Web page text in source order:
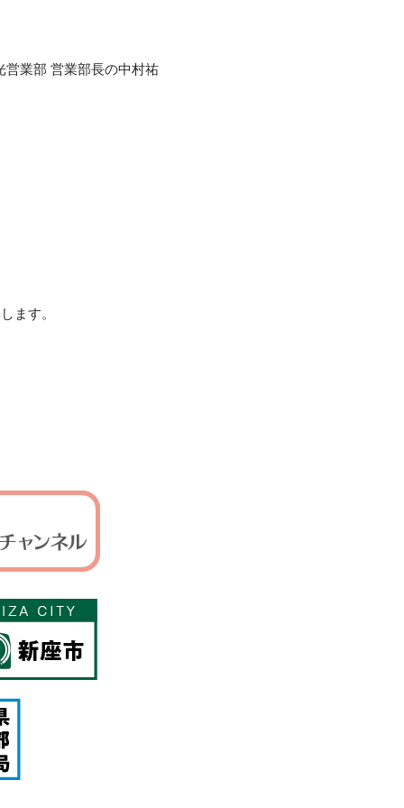
営業部 営業部長の中村祐
ます。